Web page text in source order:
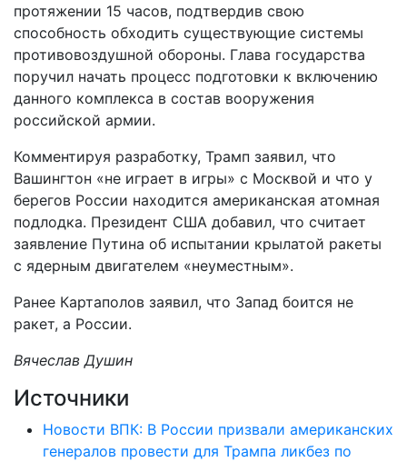
протяжении 15 часов, подтвердив свою
способность обходить существующие системы
противовоздушной обороны. Глава государства
поручил начать процесс подготовки к включению
данного комплекса в состав вооружения
российской армии.
Комментируя разработку, Трамп заявил, что
Вашингтон «не играет в игры» с Москвой и что у
берегов России находится американская атомная
подлодка. Президент США добавил, что считает
заявление Путина об испытании крылатой ракеты
с ядерным двигателем «неуместным».
Ранее Картаполов заявил, что Запад боится не
ракет, а России.
Вячеслав Душин
Источники
Новости ВПК: В России призвали американских
генералов провести для Трампа ликбез по